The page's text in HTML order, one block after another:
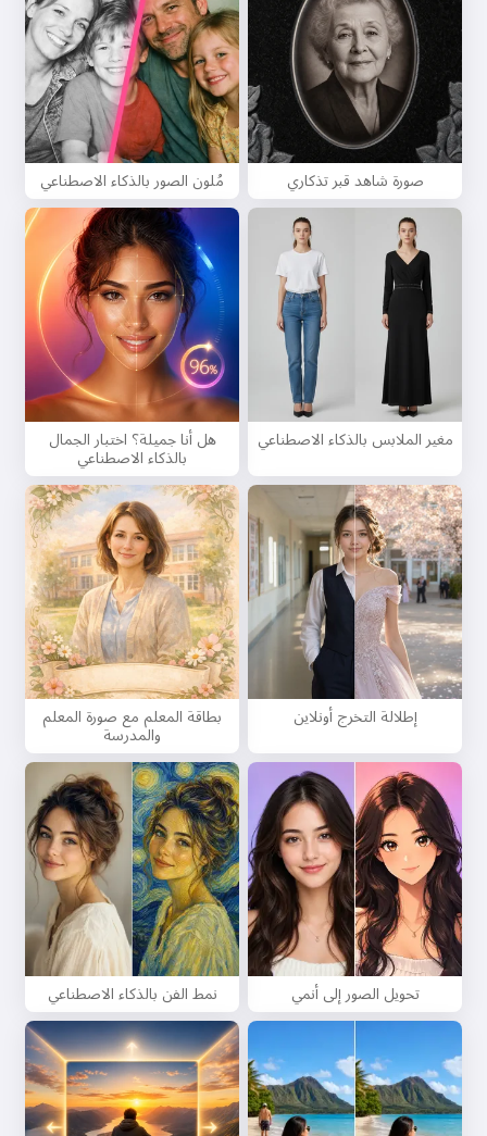
صورة شاهد قبر تذكاري مُلون الصور بالذكاء الاصطناعي
مغير الملابس بالذكاء الاصطناعي هل أنا جميلة؟ اختبار الجمال
بالذكاء الاصطناعي
إطلالة التخرج أونلاين بطاقة المعلم مع صورة المعلم
والمدرسة
تحويل الصور إلى أنمي نمط الفن بالذكاء الاصطناعي